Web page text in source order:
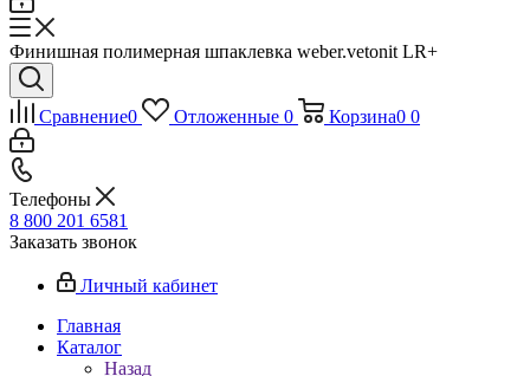
Финишная полимерная шпаклевка weber.vetonit LR+
Сравнение0 Отложенные 0 Корзина0 0
Телефоны
8 800 201 6581
Заказать звонок
Личный кабинет
Главная
Каталог
Назад